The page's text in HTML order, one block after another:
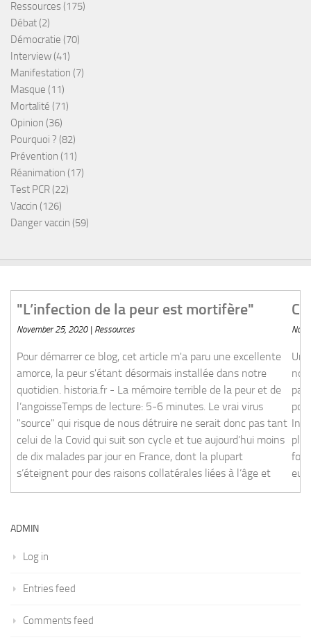
Ressources (175)
Débat (2)
Démocratie (70)
Interview (41)
Manifestation (7)
Masque (11)
Mortalité (71)
Opinion (36)
Pourquoi ? (82)
Prévention (11)
Réanimation (17)
Test PCR (22)
Vaccin (126)
Danger vaccin (59)
une excellente amorce, la peur s'étant désormais
- La mémoire terrible de la peur et de l’angoisseTemps de
qui risque de nous détruire ne serait donc pas tant celui
moins de dix malades par jour en France, dont la
liées à l’âge et
Covid-19 en Inde
November 25, 2020 | Vaccin
Une analyse globale de la situation
notre propre situation par Gérard Maudrux,
parfaitement la situation par l’histoire de la
poutre dans l’œil. Blog du Dr Gérard
IndeTemps de lecture: 7-9 minutes. A ce
plus de cas que lors de leur première vague,
fois plus que lors de notre première vague
eux aussi). Alors, ce record du monde, le
ADMIN
Log in
Entries feed
Comments feed